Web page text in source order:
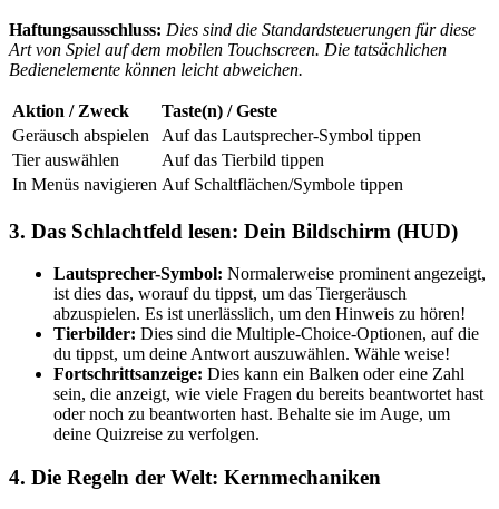
Haftungsausschluss: Dies sind die Standardsteuerungen für diese
Art von Spiel auf dem mobilen Touchscreen. Die tatsächlichen
Bedienelemente können leicht abweichen.
Aktion / Zweck
Taste(n) / Geste
Geräusch abspielen
Auf das Lautsprecher-Symbol tippen
Tier auswählen
Auf das Tierbild tippen
In Menüs navigieren Auf Schaltflächen/Symbole tippen
3. Das Schlachtfeld lesen: Dein Bildschirm (HUD)
Lautsprecher-Symbol: Normalerweise prominent angezeigt,
ist dies das, worauf du tippst, um das Tiergeräusch
abzuspielen. Es ist unerlässlich, um den Hinweis zu hören!
Tierbilder: Dies sind die Multiple-Choice-Optionen, auf die
du tippst, um deine Antwort auszuwählen. Wähle weise!
Fortschrittsanzeige: Dies kann ein Balken oder eine Zahl
sein, die anzeigt, wie viele Fragen du bereits beantwortet hast
oder noch zu beantworten hast. Behalte sie im Auge, um
deine Quizreise zu verfolgen.
4. Die Regeln der Welt: Kernmechaniken